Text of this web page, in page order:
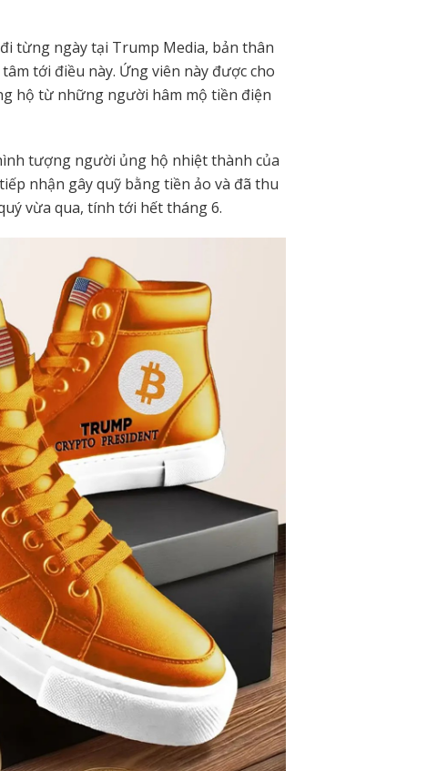
từng ngày tại Trump Media, bản thân
tới điều này. Ứng viên này được cho
hộ từ những người hâm mộ tiền điện
tượng người ủng hộ nhiệt thành của
nhận gây quỹ bằng tiền ảo và đã thu
vừa qua, tính tới hết tháng 6.